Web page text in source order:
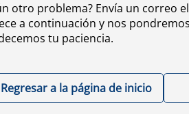
otro problema? Envía un correo
a continuación y nos
tu paciencia.
Regresar a la página de inicio